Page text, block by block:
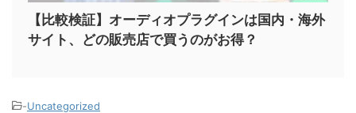
【比較検証】オーディオプラグインは国内・海外
サイト、どの販売店で買うのがお得？
-Uncategorized